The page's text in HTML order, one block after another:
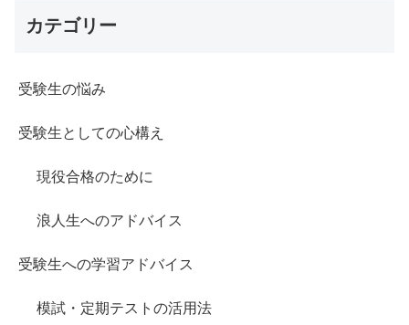
カテゴリー
受験生の悩み
受験生としての心構え
現役合格のために
浪人生へのアドバイス
受験生への学習アドバイス
模試・定期テストの活用法